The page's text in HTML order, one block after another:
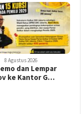
8 Agustus 2026
dan Lempar
ke Kantor G…